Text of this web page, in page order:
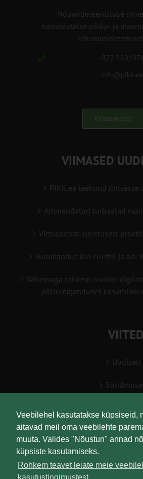
Veebilehel kasutatakse küpsiseid,
aitavad meil oma veebilehte
muuta. Valides "Nõustun" annad
küpsiste kasutamiseks.
Rohkem teavet leiate meie
Nõuandeteenistuse
korraldatalse põllu- ja
+372 5201078
info@pikk.ee
Kirjuta meile!
VIIMASED
PIKK.ee teekond ühtsesse
Ammendatud turbaalad
Virtuaaltara: unistusest
Turuaiandus kui elustiil ja äri:
Vähemaga rohkem: kuidas
põllumajanduses
VIITED
Uudised
Teabesalv
Liitu